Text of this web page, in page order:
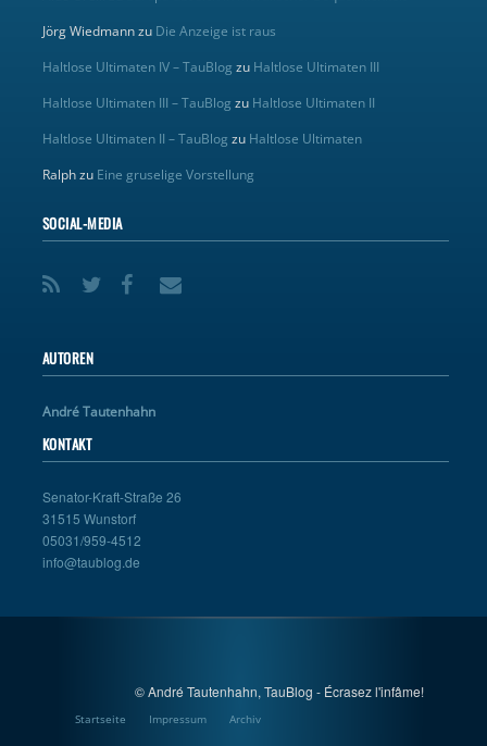
Jörg Wiedmannzu Die Anzeige ist raus
Haltlose Ultimaten IV – TauBlog zu Haltlose Ultimaten III
Haltlose Ultimaten III – TauBlog zu Haltlose Ultimaten II
Haltlose Ultimaten II – TauBlog zu Haltlose Ultimaten
Ralphzu Eine gruselige Vorstellung
SOCIAL-MEDIA
AUTOREN
André Tautenhahn
KONTAKT
Senator-Kraft-Straße 26
31515 Wunstorf
05031/959-4512
info@taublog.de
© André Tautenhahn, TauBlog - Écrasez l'infâme!
Startseite Impressum Archiv